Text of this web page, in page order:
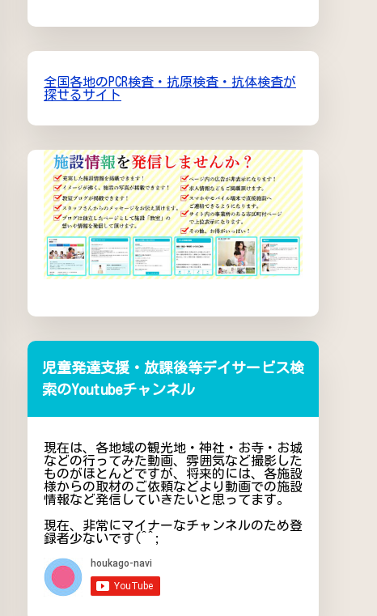
全国各地のPCR検査・抗原検査・抗体検査が
探せるサイト
児童発達支援・放課後等デイサービス検
索のYoutubeチャンネル
現在は、各地域の観光地・神社・お寺・お城
などの行ってみた動画、雰囲気など撮影した
ものがほとんどですが、将来的には、各施設
様からの取材のご依頼などより動画での施設
情報など発信していきたいと思ってます。
現在、非常にマイナーなチャンネルのため登
録者少ないです(^^;